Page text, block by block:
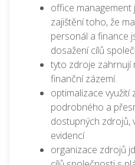
office management
zajištění toho, že
personál a finance
dosažení cílů
tyto zdroje zahrnují
finanční zázemí.
optimalizace
podrobného a
dostupných zdrojů,
evidencí
organizace zdrojů